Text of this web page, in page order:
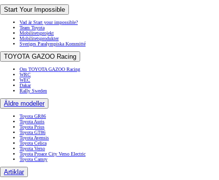
Start Your Impossible
Vad är Start your impossible?
Team Toyota
Mobilitetsprojekt
Mobilitetsprodukter
Sveriges Paralympiska Kommitté
TOYOTA GAZOO Racing
Om TOYOTA GAZOO Racing
WRC
WEC
Dakar
Rally Sweden
Äldre modeller
Toyota GR86
Toyota Auris
Toyota Prius
Toyota GT86
Toyota Avensis
Toyota Celica
Toyota Verso
Toyota Proace City Verso Electric
Toyota Camry
Artiklar